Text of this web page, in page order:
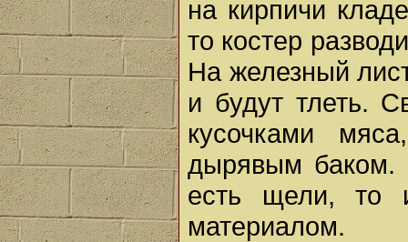
на кирпичи
то костер
На железный
и будут тлеть.
кусочками
дырявым баком.
есть щели, то
материалом.